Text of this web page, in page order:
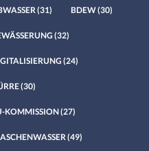
(31) BDEW(30)
(32)
(24)
(30)
KOMMISSION(27)
(49)